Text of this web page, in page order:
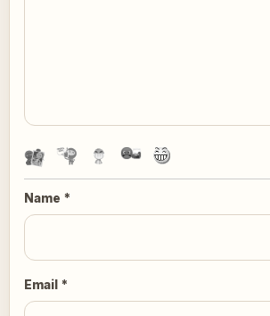
Name *
Email *